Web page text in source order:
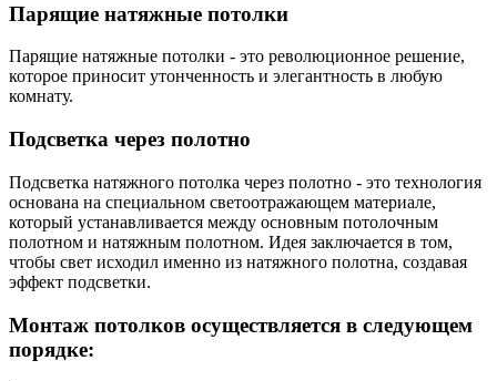
Парящие натяжные потолки
Парящие натяжные потолки - это революционное решение,
которое приносит утонченность и элегантность в любую
комнату.
Подсветка через полотно
Подсветка натяжного потолка через полотно - это технология
основана на специальном светоотражающем материале,
который устанавливается между основным потолочным
полотном и натяжным полотном. Идея заключается в том,
чтобы свет исходил именно из натяжного полотна, создавая
эффект подсветки.
Монтаж потолков осуществляется в следующем
порядке: